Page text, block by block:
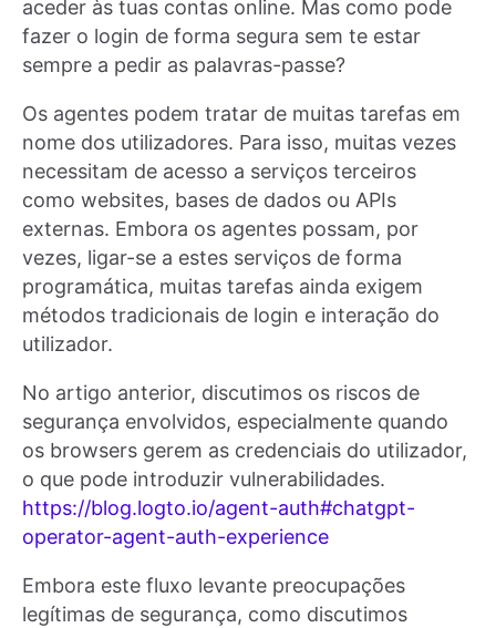
aceder às tuas contas online. Mas como pode
fazer o login de forma segura sem te estar
sempre a pedir as palavras-passe?
Os agentes podem tratar de muitas tarefas em
nome dos utilizadores. Para isso, muitas vezes
necessitam de acesso a serviços terceiros
como websites, bases de dados ou APIs
externas. Embora os agentes possam, por
vezes, ligar-se a estes serviços de forma
programática, muitas tarefas ainda exigem
métodos tradicionais de login e interação do
utilizador.
No artigo anterior, discutimos os riscos de
segurança envolvidos, especialmente quando
os browsers gerem as credenciais do utilizador,
o que pode introduzir vulnerabilidades.
https://blog.logto.io/agent-auth#chatgpt-
operator-agent-auth-experience
Embora este fluxo levante preocupações
legítimas de segurança, como discutimos